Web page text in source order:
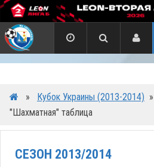
» Кубок Украины (2013-2014) »
"Шахматная" таблица
СЕЗОН 2013/2014